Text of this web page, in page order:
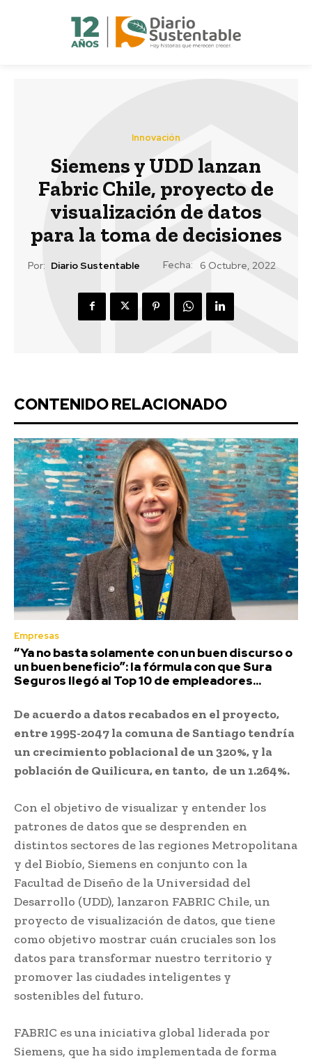
Innovación
Siemens y UDD lanzan
Fabric Chile, proyecto de
visualización de datos
para la toma de decisiones
Por: Diario Sustentable Fecha: 6 Octubre, 2022
CONTENIDO RELACIONADO
Empresas
“Ya no basta solamente con un buen discurso o
un buen beneficio”: la fórmula con que Sura
Seguros llegó al Top 10 de empleadores...
De acuerdo a datos recabados en el proyecto,
entre 1995-2047 la comuna de Santiago tendría
un crecimiento poblacional de un 320%, y la
población de Quilicura, en tanto, de un 1.264%.
Con el objetivo de visualizar y entender los
patrones de datos que se desprenden en
distintos sectores de las regiones Metropolitana
y del Biobío, Siemens en conjunto con la
Facultad de Diseño de la Universidad del
Desarrollo (UDD), lanzaron FABRIC Chile, un
proyecto de visualización de datos, que tiene
como objetivo mostrar cuán cruciales son los
datos para transformar nuestro territorio y
promover las ciudades inteligentes y
sostenibles del futuro.
FABRIC es una iniciativa global liderada por
Siemens, que ha sido implementada de forma